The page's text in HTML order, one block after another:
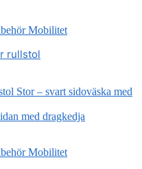
Mobilitet
rullstol
Mobilitet